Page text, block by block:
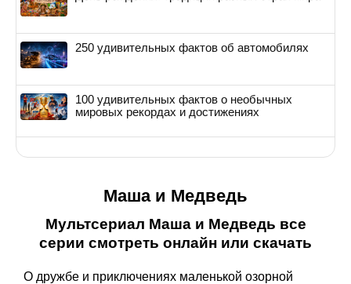
250 удивительных фактов об автомобилях
100 удивительных фактов о необычных
мировых рекордах и достижениях
Маша и Медведь
Мультсериал Маша и Медведь все
серии смотреть онлайн или скачать
О дружбе и приключениях маленькой озорной